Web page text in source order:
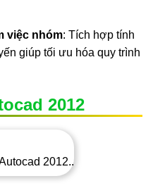
việc nhóm: Tích hợp tính
giúp tối ưu hóa quy trình
2012
2012..